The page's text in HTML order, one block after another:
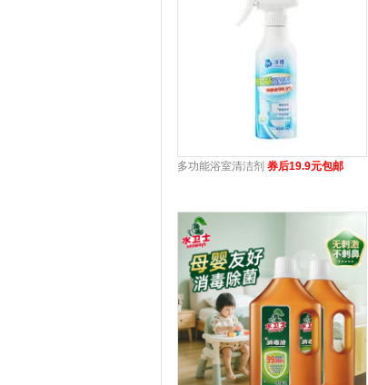
多功能浴室清洁剂 券后19.9元包邮